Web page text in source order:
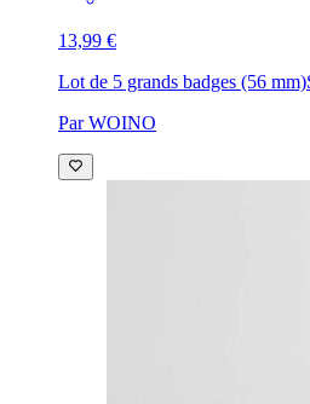
13,99 €
Lot de 5 grands badges (56 mm)
Par WOINO